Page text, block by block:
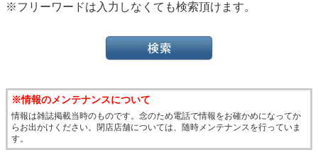
※フリーワードは入力しなくても検索頂けます。
※情報のメンテナンスについて
情報は雑誌掲載当時のものです。念のため電話で情報をお確かめになってか
らお出かけください。閉店店舗については、随時メンテナンスを行っていま
す。